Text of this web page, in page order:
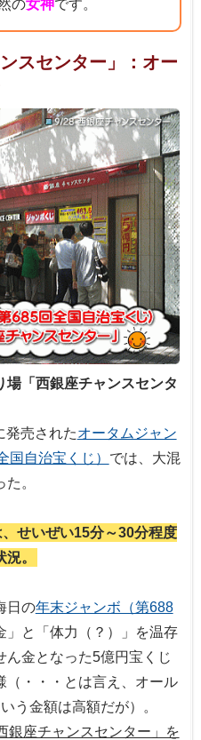
の女神です。
スセンター」：オー
場「西銀座チャンスセンタ
発売されたオータムジャン
国自治宝くじ） では、大混
。
せいぜい15分～30分程度
。
日の年末ジャンボ（第688
」と「体力（？）」を温存
金となった5億円宝くじ
（・・・とは言え、オール
う金額は高額だが）。
銀座チャンスセンター」を